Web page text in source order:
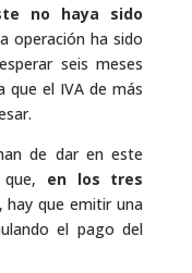
no haya sido
operación ha sido
seis meses
que el IVA de más
de dar en este
en los tres
, hay que emitir una
el pago del